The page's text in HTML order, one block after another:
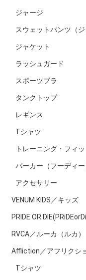
ジャージ
スウェットパンツ（
ジャケット
ラッシュガード
スポーツブラ
タンクトップ
レギンス
Tシャツ
トレーニング・フィ
パーカー（フーディー
アクセサリー
VENUM KIDS／キッズ
PRIDE OR
RVCA／ルーカ（ルカ）
Affliction／アフリクシ
Tシャツ